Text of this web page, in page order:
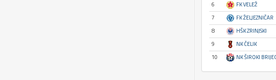
6
FK VELEŽ
7
FK ŽELJEZNIČAR
8
HŠK ZRINJSKI
9
NK ČELIK
10
NK ŠIROKI